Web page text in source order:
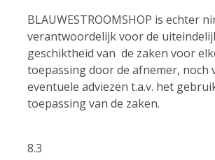
BLAUWESTROOMSHOP is echter
verantwoordelijk voor de
geschiktheid van de zaken voor
toepassing door de afnemer, noch
eventuele adviezen t.a.v. het
toepassing van de zaken.
8.3